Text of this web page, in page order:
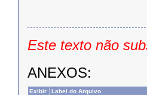
Este texto não
ANEXOS:
Exibir Label do Arquivo